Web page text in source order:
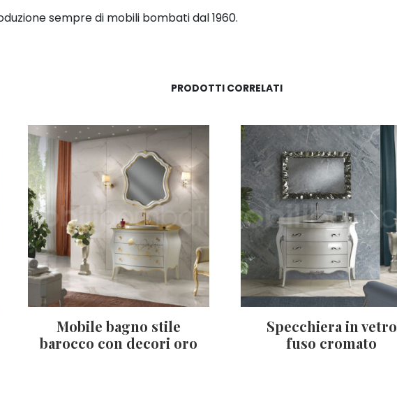
sempre di mobili bombati dal 1960.
PRODOTTI CORRELATI
Mobile bagno stile
barocco con decori oro
Specchiera in vetro
fuso cromato